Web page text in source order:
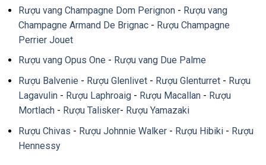
Rượu vang Champagne Dom Perignon- Rượu vang
Champagne Armand De Brignac- Rượu Champagne
Perrier Jouet
Rượu vang Opus One - Rượu vang Due Palme
Rượu Balvenie - Rượu Glenlivet- Rượu Glenturret- Rượu
Lagavulin- Rượu Laphroaig- Rượu Macallan- Rượu
Mortlach- Rượu Talisker- Rượu Yamazaki
Rượu Chivas - Rượu Johnnie Walker- Rượu Hibiki- Rượu
Hennessy